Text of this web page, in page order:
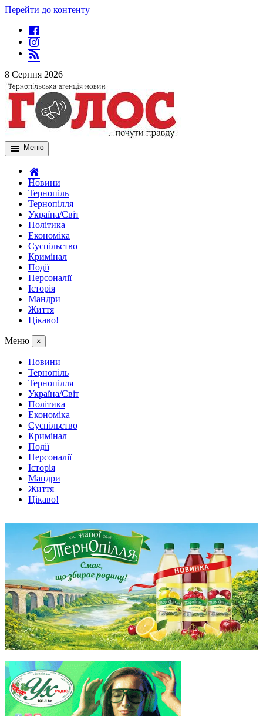
Перейти до контенту
8 Серпня 2026
Меню
Новини
Тернопіль
Тернопілля
Україна/Світ
Політика
Економіка
Суспільство
Кримінал
Події
Персоналії
Історія
Мандри
Життя
Цікаво!
Меню ×
Новини
Тернопіль
Тернопілля
Україна/Світ
Політика
Економіка
Суспільство
Кримінал
Події
Персоналії
Історія
Мандри
Життя
Цікаво!